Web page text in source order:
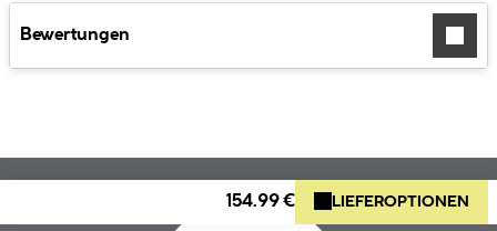
Bewertungen
154.99 € LIEFEROPTIONEN